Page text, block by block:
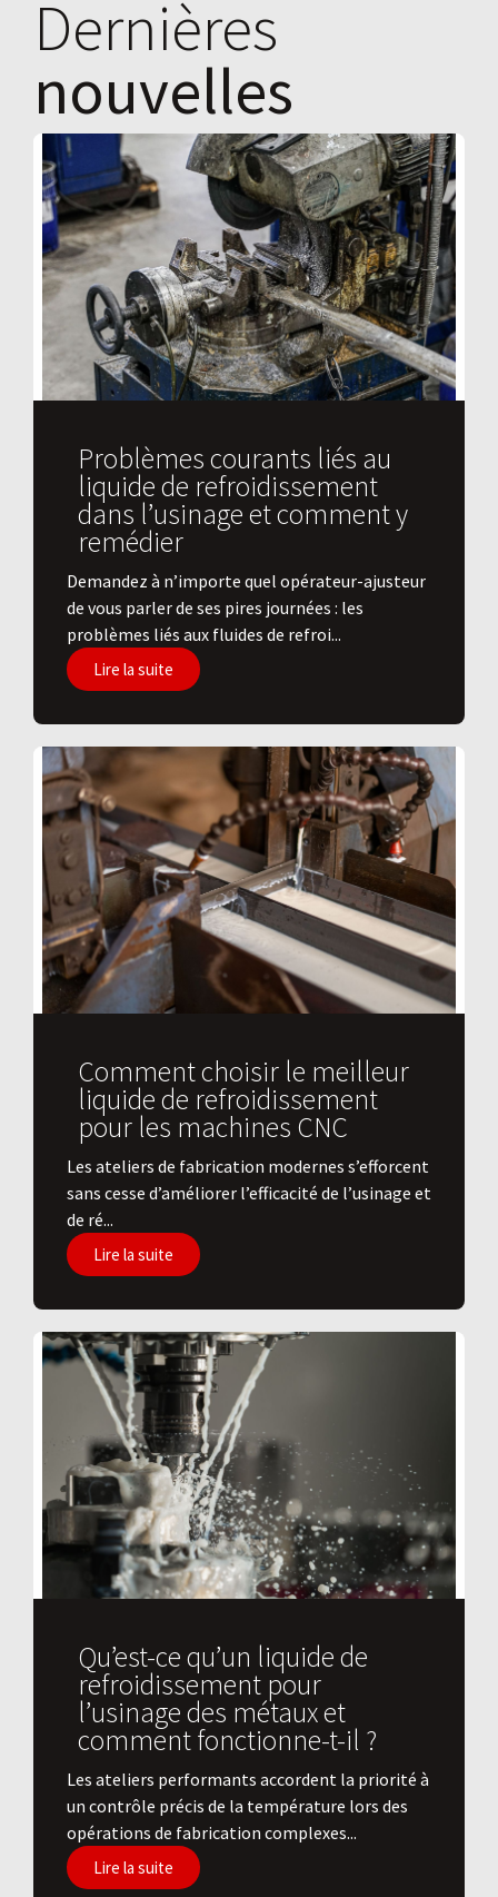
Dernières
nouvelles
Problèmes courants liés au
liquide de refroidissement
dans l’usinage et comment y
remédier
Demandez à n’importe quel opérateur-ajusteur
de vous parler de ses pires journées : les
problèmes liés aux fluides de refroi...
Lire la suite
Comment choisir le meilleur
liquide de refroidissement
pour les machines CNC
Les ateliers de fabrication modernes s’efforcent
sans cesse d’améliorer l’efficacité de l’usinage et
de ré...
Lire la suite
Qu’est-ce qu’un liquide de
refroidissement pour
l’usinage des métaux et
comment fonctionne-t-il ?
Les ateliers performants accordent la priorité à
un contrôle précis de la température lors des
opérations de fabrication complexes...
Lire la suite